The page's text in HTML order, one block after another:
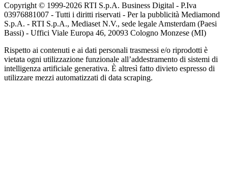
Copyright © 1999-2026 RTI S.p.A. Business Digital - P.Iva
03976881007 - Tutti i diritti riservati - Per la pubblicità Mediamond
S.p.A. - RTI S.p.A., Mediaset N.V., sede legale Amsterdam (Paesi
Bassi) - Uffici Viale Europa 46, 20093 Cologno Monzese (MI)
Rispetto ai contenuti e ai dati personali trasmessi e/o riprodotti è
vietata ogni utilizzazione funzionale all’addestramento di sistemi di
intelligenza artificiale generativa. È altresì fatto divieto espresso di
utilizzare mezzi automatizzati di data scraping.